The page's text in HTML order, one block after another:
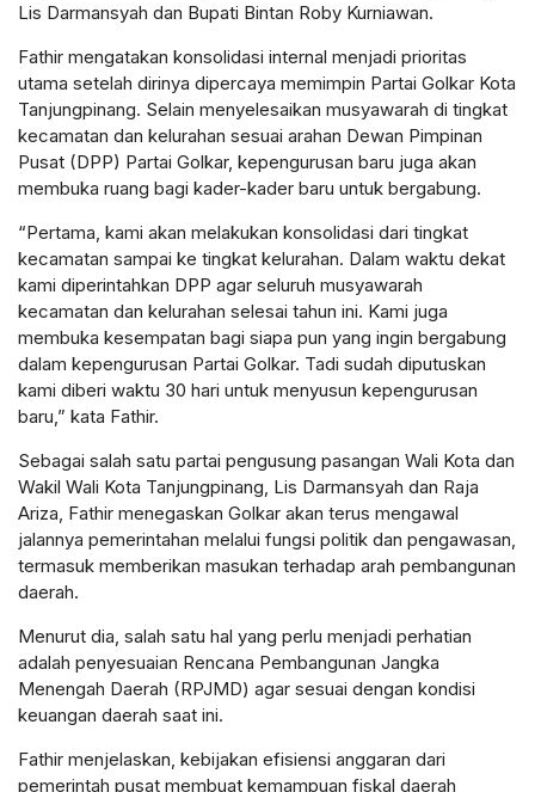
Lis Darmansyah dan Bupati Bintan Roby Kurniawan.
Fathir mengatakan konsolidasi internal menjadi prioritas
utama setelah dirinya dipercaya memimpin Partai Golkar Kota
Tanjungpinang. Selain menyelesaikan musyawarah di tingkat
kecamatan dan kelurahan sesuai arahan Dewan Pimpinan
Pusat (DPP) Partai Golkar, kepengurusan baru juga akan
membuka ruang bagi kader-kader baru untuk bergabung.
“Pertama, kami akan melakukan konsolidasi dari tingkat
kecamatan sampai ke tingkat kelurahan. Dalam waktu dekat
kami diperintahkan DPP agar seluruh musyawarah
kecamatan dan kelurahan selesai tahun ini. Kami juga
membuka kesempatan bagi siapa pun yang ingin bergabung
dalam kepengurusan Partai Golkar. Tadi sudah diputuskan
kami diberi waktu 30 hari untuk menyusun kepengurusan
baru,” kata Fathir.
Sebagai salah satu partai pengusung pasangan Wali Kota dan
Wakil Wali Kota Tanjungpinang, Lis Darmansyah dan Raja
Ariza, Fathir menegaskan Golkar akan terus mengawal
jalannya pemerintahan melalui fungsi politik dan pengawasan,
termasuk memberikan masukan terhadap arah pembangunan
daerah.
Menurut dia, salah satu hal yang perlu menjadi perhatian
adalah penyesuaian Rencana Pembangunan Jangka
Menengah Daerah (RPJMD) agar sesuai dengan kondisi
keuangan daerah saat ini.
Fathir menjelaskan, kebijakan efisiensi anggaran dari
pemerintah pusat membuat kemampuan fiskal daerah